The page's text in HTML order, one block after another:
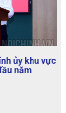
ủy khu vực
năm